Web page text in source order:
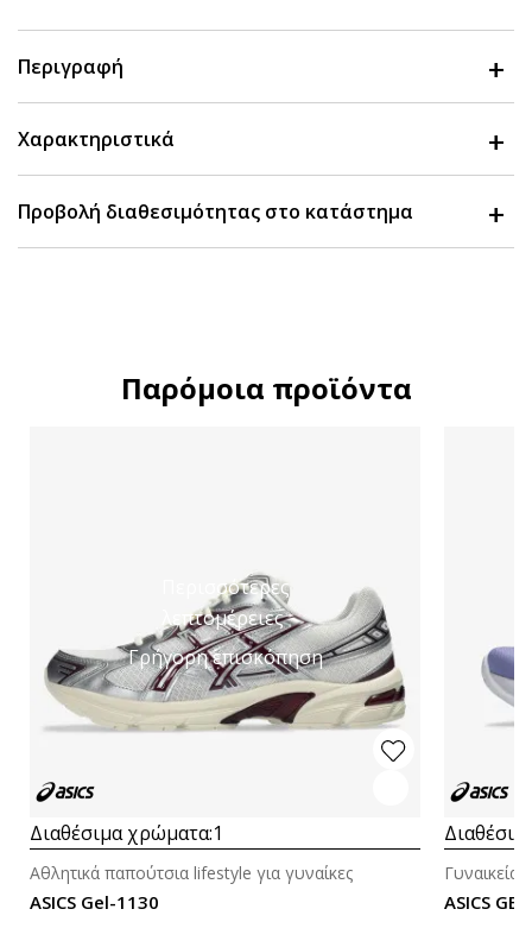
Περιγραφή
Χαρακτηριστικά
Προβολή διαθεσιμότητας στο κατάστημα
Παρόμοια προϊόντα
Περισσότερες
λεπτομέρειες
Γρήγορη επισκόπηση
Διαθέσιμα χρώματα:1
ASICS Gel-1130
Αθλητικά παπούτσια lifestyle για γυναίκες
ASICS
Γυναικεία